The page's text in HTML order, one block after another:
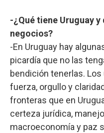
-¿Qué tiene Uruguay
negocios?
-En Uruguay hay
picardía que no las
bendición tenerlas.
fuerza, orgullo y
fronteras que en
certeza jurídica,
macroeconomía y paz